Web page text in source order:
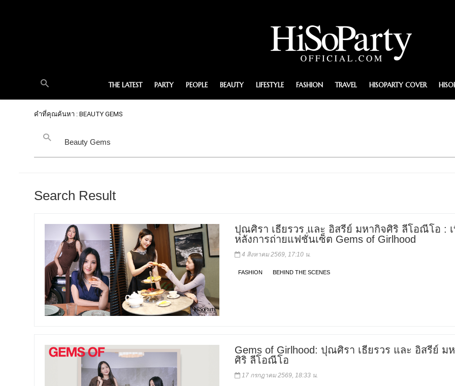
THE LATEST PARTY PEOPLE BEAUTY LIFESTYLE FASHION TRAVEL HISOPARTY COVER
คำที่คุณค้นหา : BEAUTY GEMS
Search Result
ปุณศิรา เธียรวร และ อิสรีย์ มหากิจศิริ ลีโอณีโอ :
หลังการถ่ายแฟชั่นเซ็ต Gems of Girlhood
4 สิงหาคม 2569, 17:10 น.
FASHION BEHIND THE SCENES
Gems of Girlhood: ปุณศิรา เธียรวร และ อิสรีย์ ม
ศิริ ลีโอณีโอ
17 กรกฎาคม 2569, 18:33 น.